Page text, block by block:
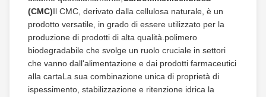
(CMC)Il CMC, derivato dalla cellulosa naturale, è un
prodotto versatile, in grado di essere utilizzato per la
produzione di prodotti di alta qualità.polimero
biodegradabile che svolge un ruolo cruciale in settori
che vanno dall'alimentazione e dai prodotti farmaceutici
alla cartaLa sua combinazione unica di proprietà di
ispessimento, stabilizzazione e ritenzione idrica la